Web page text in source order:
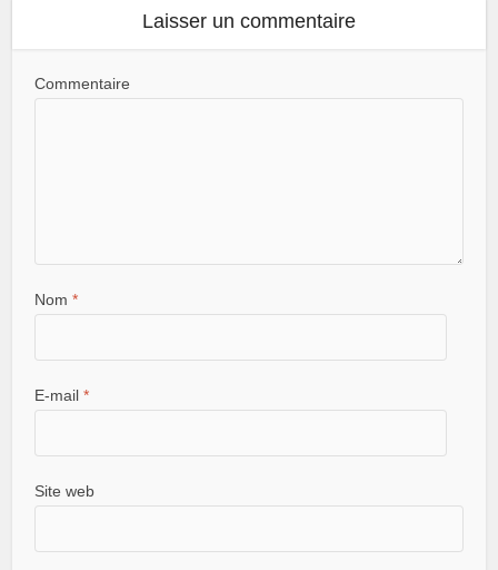
Laisser un commentaire
Commentaire
Nom*
E-mail*
Site web